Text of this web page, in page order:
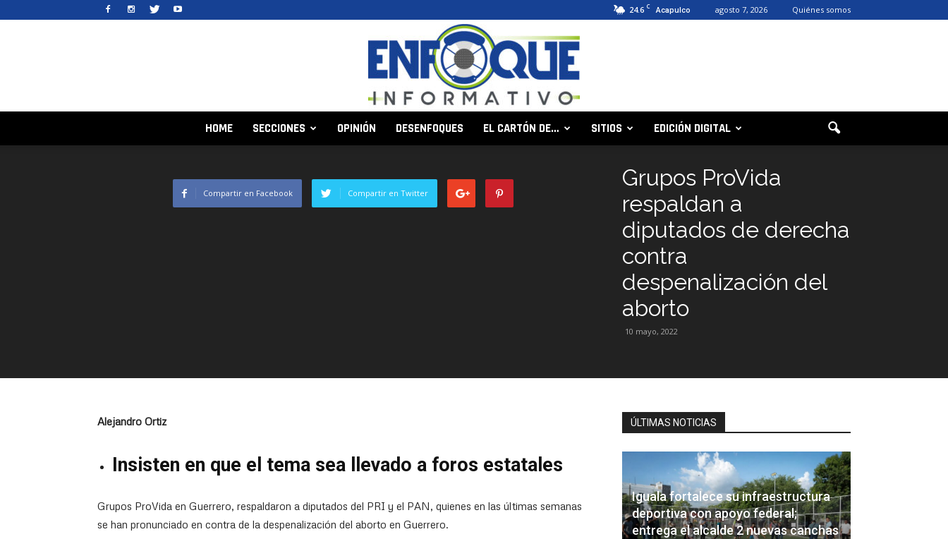
24.6 C Acapulco agosto 7, 2026 Quiénes somos
HOME SECCIONES OPINIÓN DESENFOQUES EL CARTÓN DE… SITIOS EDICIÓN DIGITAL
Grupos ProVida
respaldan a
diputados de derecha
contra
despenalización del
aborto
10 mayo, 2022
Compartir en Facebook Compartir en Twitter
Alejandro Ortiz
Insisten en que el tema sea llevado a foros estatales
Grupos ProVida en Guerrero, respaldaron a diputados del PRI y el PAN, quienes en las últimas semanas
se han pronunciado en contra de la despenalización del aborto en Guerrero.
ÚLTIMAS NOTICIAS
Iguala fortalece su infraestructura
deportiva con apoyo federal;
entrega el alcalde 2 nuevas canchas